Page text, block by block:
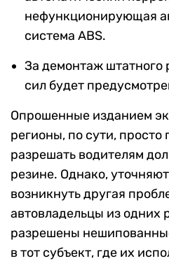
нефункционирующая
система ABS.
За демонтаж штатного
сил будет
Опрошенные изданием
регионы, по сути, просто
разрешать водителям
резине. Однако,
возникнуть другая
автовладельцы из одних
разрешены
в тот субъект, где их